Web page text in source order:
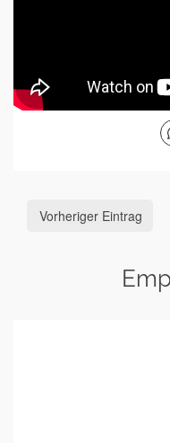
Vorheriger Eintrag